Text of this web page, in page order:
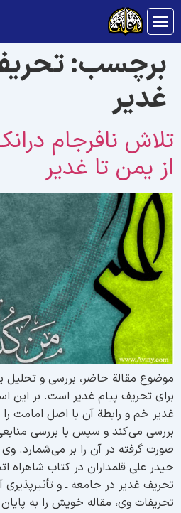
برچسب:
غدیر
نافرجام
يمن تا غدير
مقالة حاضر، بررسی و تحلیل
تحریف پیام غدیر است. بر این
خم و رابطة آن با اصل امامت را
می کند و سپس با بررسی منابعی
گرفته در آن را بر می شمارد. وی
علی قلمداران در کتاب شاهراه
غدیر در جامعه ـ و تأثیرپذیری
وی، مقاله خویش را به پایان